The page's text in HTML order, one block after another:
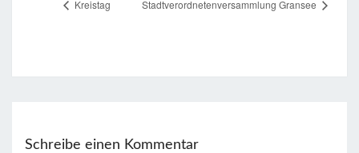
Kreistag Stadtverordnetenversammlung Gransee
Schreibe einen Kommentar